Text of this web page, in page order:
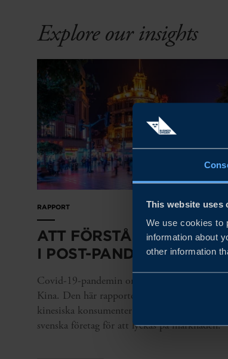
This website uses
We use cookies to
information about
other information
Explore our insights
RAPPORT
ATT FÖRSTÅ
I POST-PANDEMINS KINA
Covid-19-pandemin omformade
Kina. Den här rapporten ger insikter i den
kinesiska konsumenter gjort och
svenska företag för att lyckas på marknaden.